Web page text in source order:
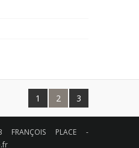
1 2 3
FRANÇOIS PLACE -